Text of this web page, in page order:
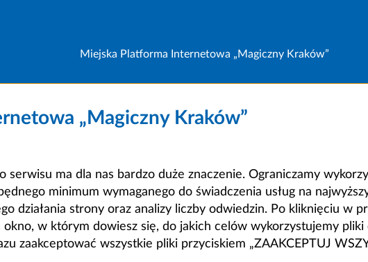
Miejska Platforma Internetowa „Magiczny Kraków”
„Magiczny Kraków”
ma dla nas bardzo duże znaczenie. Ograniczamy
minimum wymaganego do świadczenia usług na
działania strony oraz analizy liczby odwiedzin. Po kliknięciu w
okno, w którym dowiesz się, do jakich celów wykorzystujemy pliki
zaakceptować wszystkie pliki przyciskiem „ZAAKCEPTUJ